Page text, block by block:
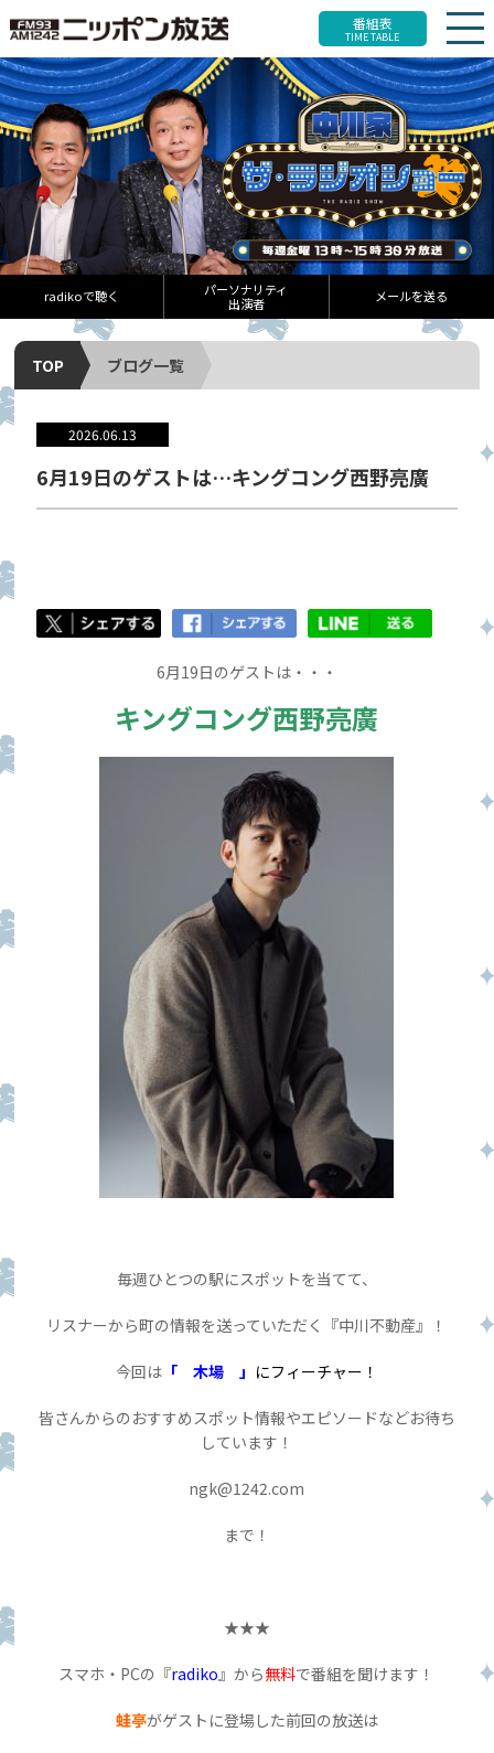
番組表
TIME TABLE
radikoで聴く
パーソナリティ
出演者
メールを送る
TOP ブログ一覧
2026.06.13
6月19日のゲストは…キングコング西野亮廣
6月19日のゲストは・・・
キングコング西野亮廣
毎週ひとつの駅にスポットを当てて、
リスナーから町の情報を送っていただく『中川不動産』！
今回は「 木場 」 にフィーチャー！
皆さんからのおすすめスポット情報やエピソードなどお待ち
しています！
ngk@1242.com
まで！
★★★
スマホ・PCの『radiko 』から無料で番組を聞けます！
蛙亭がゲストに登場した前回の放送は